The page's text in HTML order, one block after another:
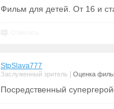
Фильм для детей. От 16 и
StpSlava777
Заслуженный зритель Оценка
Посредственный